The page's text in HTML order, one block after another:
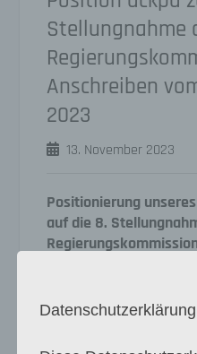
Stellungnahme
Anschreiben
2023
13. November 2023
Positionierung
auf die 8.
Download als PDF
Datenschutzerklärung